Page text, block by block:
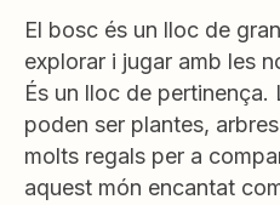
El bosc és un lloc de
explorar i jugar amb les
És un lloc de pertinença.
poden ser plantes,
molts regals per a
aquest món encantat